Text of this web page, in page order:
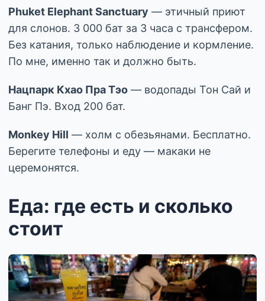
Phuket Elephant Sanctuary — этичный приют
для слонов. 3 000 бат за 3 часа с трансфером.
Без катания, только наблюдение и кормление.
По мне, именно так и должно быть.
Нацпарк Кхао Пра Тэо — водопады Тон Сай и
Банг Пэ. Вход 200 бат.
Monkey Hill — холм с обезьянами. Бесплатно.
Берегите телефоны и еду — макаки не
церемонятся.
Еда: где есть и сколько
стоит